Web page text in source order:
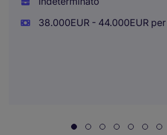
38.000EUR - 44.000EUR